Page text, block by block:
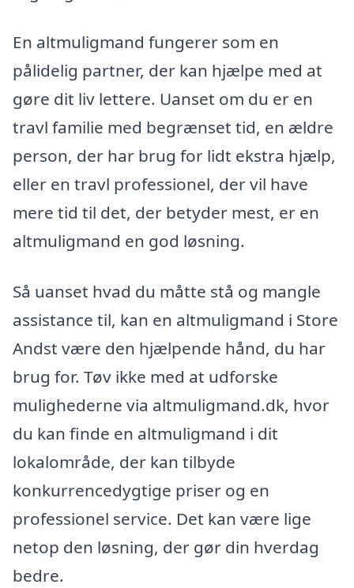
En altmuligmand fungerer som en
pålidelig partner, der kan hjælpe med at
gøre dit liv lettere. Uanset om du er en
travl familie med begrænset tid, en ældre
person, der har brug for lidt ekstra hjælp,
eller en travl professionel, der vil have
mere tid til det, der betyder mest, er en
altmuligmand en god løsning.
Så uanset hvad du måtte stå og mangle
assistance til, kan en altmuligmand i Store
Andst være den hjælpende hånd, du har
brug for. Tøv ikke med at udforske
mulighederne via altmuligmand.dk, hvor
du kan finde en altmuligmand i dit
lokalområde, der kan tilbyde
konkurrencedygtige priser og en
professionel service. Det kan være lige
netop den løsning, der gør din hverdag
bedre.